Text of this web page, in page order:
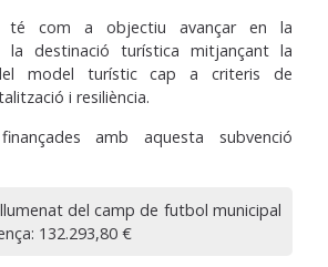
té com a objectiu avançar en la
la destinació turística mitjançant la
model turístic cap a criteris de
i resiliència.
amb aquesta subvenció
del camp de futbol municipal
132.293,80 €